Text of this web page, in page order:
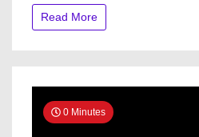
Read More
0 Minutes